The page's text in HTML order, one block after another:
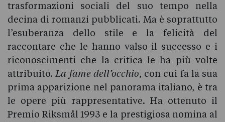
trasformazioni sociali del suo tempo nella
decina di romanzi pubblicati. Ma è soprattutto
l’esuberanza dello stile e la felicità del
raccontare che le hanno valso il successo e i
riconoscimenti che la critica le ha più volte
attribuito.La fame dell’occhio, con cui fa la sua
prima apparizione nel panorama italiano, è tra
le opere più rappresentative. Ha ottenuto il
Premio Riksmål 1993 e la prestigiosa nomina al